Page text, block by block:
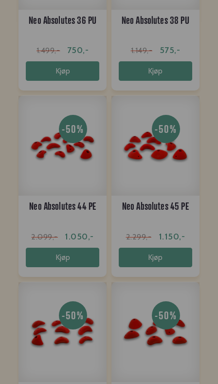
Neo Absolutes 36 PU
1.499,- 750,-
Kjøp
Neo Absolutes 38 PU
1.149,- 575,-
Kjøp
-50%
Neo Absolutes 44 PE
2.099,- 1.050,-
Kjøp
-50%
Neo Absolutes 45 PE
2.299,- 1.150,-
Kjøp
-50% -50%